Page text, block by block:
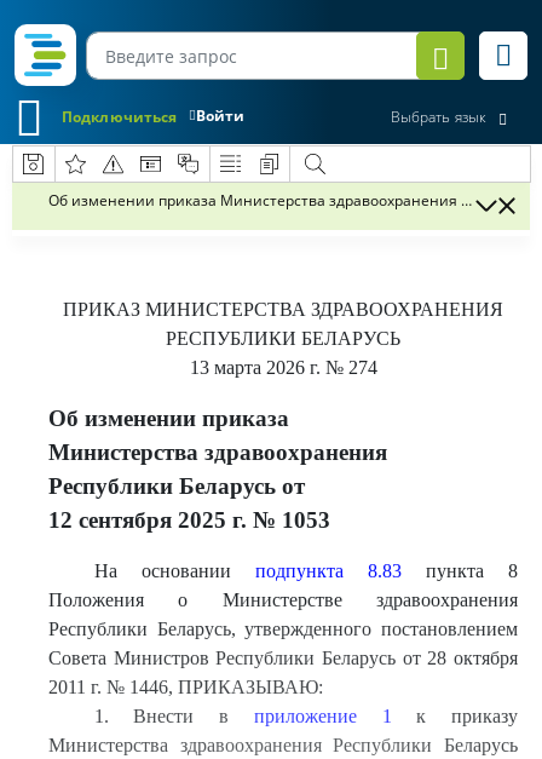
Войти
Подключиться Выбрать язык
Об изменении приказа Министерства здравоохранения
ПРИКАЗ МИНИСТЕРСТВА ЗДРАВООХРАНЕНИЯ
РЕСПУБЛИКИ БЕЛАРУСЬ
13 марта 2026 г. № 274
Об изменении приказа
Министерства здравоохранения
Республики Беларусь от
12 сентября 2025 г. № 1053
На основании подпункта 8.83пункта 8
Положения о Министерстве здравоохранения
Республики Беларусь, утвержденного постановлением
Совета Министров Республики Беларусь от 28 октября
2011 г. № 1446, ПРИКАЗЫВАЮ:
1. Внести в приложение 1
к приказу
Министерства здравоохранения Республики Беларусь